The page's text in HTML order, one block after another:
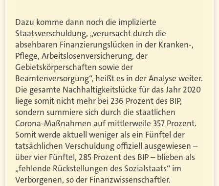
Dazu komme dann noch die implizierte
Staatsverschuldung, „verursacht durch die
absehbaren Finanzierungslücken in der Kranken-,
Pflege, Arbeitslosenversicherung, der
Gebietskörperschaften sowie der
Beamtenversorgung“, heißt es in der Analyse weiter.
Die gesamte Nachhaltigkeitslücke für das Jahr 2020
liege somit nicht mehr bei 236 Prozent des BIP,
sondern summiere sich durch die staatlichen
Corona-Maßnahmen auf mittlerweile 357 Prozent.
Somit werde aktuell weniger als ein Fünftel der
tatsächlichen Verschuldung offiziell ausgewiesen –
über vier Fünftel, 285 Prozent des BIP – blieben als
„fehlende Rückstellungen des Sozialstaats“ im
Verborgenen, so der Finanzwissenschaftler.